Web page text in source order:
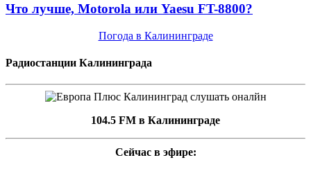
Что лучше, Motorola или Yaesu FT-8800?
Погода в Калининграде
Радиостанции Калининграда
104.5 FM в Калининграде
Сейчас в эфире: